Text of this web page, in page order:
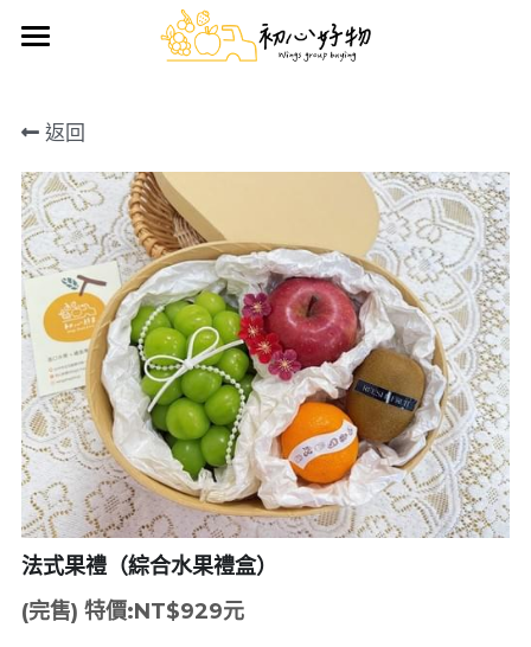
手做蛋糕
好物推薦
日用雜貨
生鮮/熟食/零嘴
鮮果禮盒
搜索
前往官方LINE訂購
返回
法式果禮（綜合水果禮盒）
(完售) 特價:NT$929元